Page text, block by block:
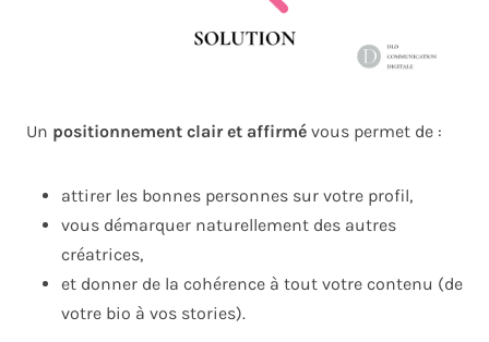
Un positionnement clair et affirmé vous permet de :
attirer les bonnes personnes sur votre profil,
vous démarquer naturellement des autres
créatrices,
et donner de la cohérence à tout votre contenu (de
votre bio à vos stories).